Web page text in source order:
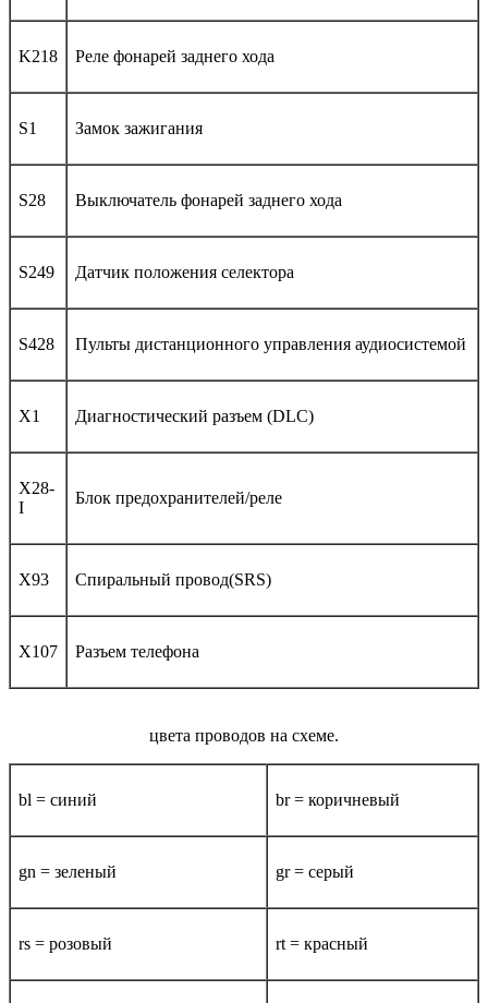
K218 Реле фонарей заднего хода
S1 Замок зажигания
S28 Выключатель фонарей заднего хода
S249 Датчик положения селектора
S428 Пульты дистанционного управления аудиосистемой
X1 Диагностический разъем (DLC)
X28-
I
Блок предохранителей/реле
X93 Спиральный провод(SRS)
X107 Разъем телефона
цвета проводов на схеме.
bl = синий br = коричневый
gn = зеленый gr = серый
rs = розовый rt = красный